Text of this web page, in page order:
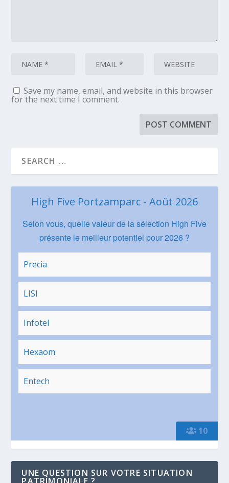
Save my name, email, and website in this browser
for the next time I comment.
10
High Five Portzamparc - Août 2026
Selon vous, quelle valeur de la sélection High Five
présente le meilleur potentiel pour 2026 ?
Precia
LISI
Infotel
Hexaom
Entech
UNE QUESTION SUR VOTRE SITUATION